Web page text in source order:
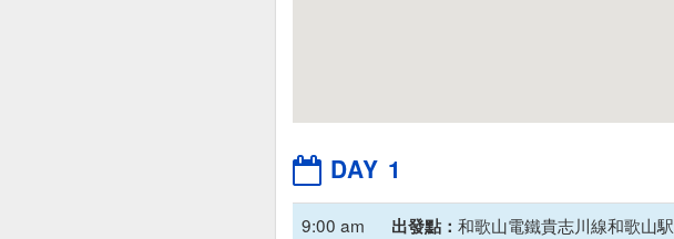
DAY 1
9:00 am 出發點：和歌山電鐵貴志川線和歌山駅